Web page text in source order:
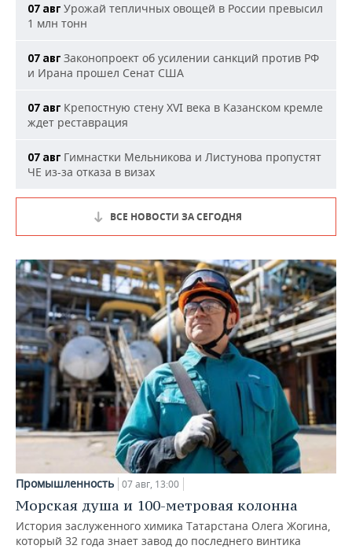
07 авг Урожай тепличных овощей в России превысил
1 млн тонн
07 авг Законопроект об усилении санкций против РФ
и Ирана прошел Сенат США
07 авг Крепостную стену XVI века в Казанском кремле
ждет реставрация
07 авг Гимнастки Мельникова и Листунова пропустят
ЧЕ из-за отказа в визах
ВСЕ НОВОСТИ ЗА СЕГОДНЯ
Промышленность 07 авг, 13:00
Морская душа и 100-метровая колонна
История заслуженного химика Татарстана Олега Жогина,
который 32 года знает завод до последнего винтика